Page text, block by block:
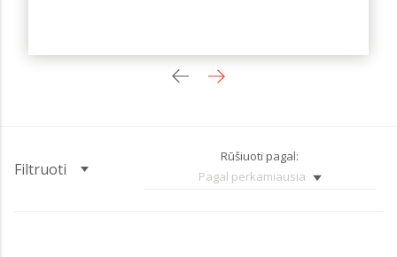
Filtruoti
Rūšiuoti pagal:
Pagal perkamiausia